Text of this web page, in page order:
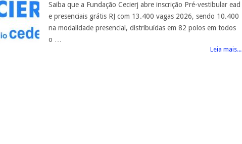
Saiba que a Fundação Cecierj abre inscrição Pré-vestibular ead
e presenciais grátis RJ com 13.400 vagas 2026, sendo 10.400
na modalidade presencial, distribuídas em 82 polos em todos
o …
Leia mais...